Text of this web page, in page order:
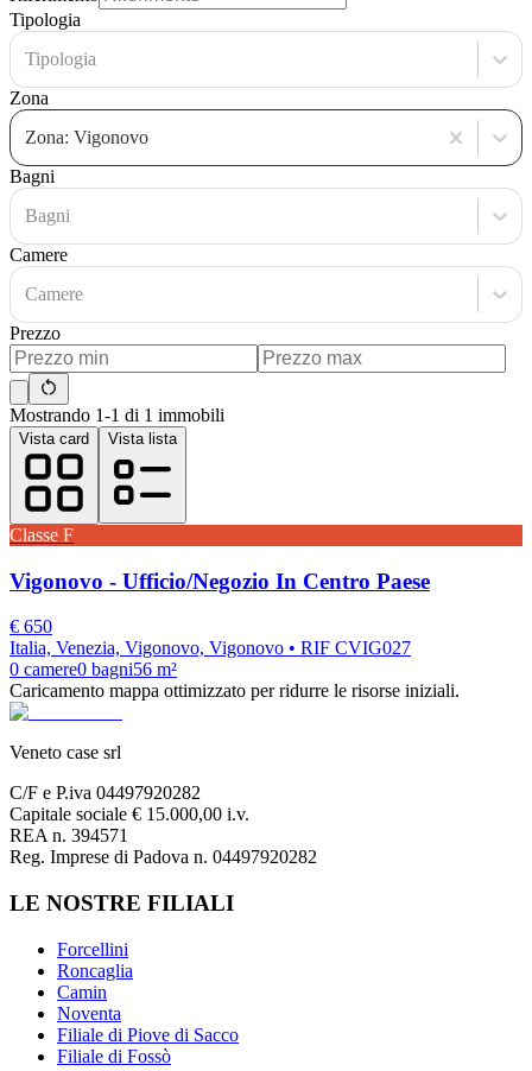
Tipologia
Tipologia
Zona
Zona: Vigonovo
Bagni
Bagni
Camere
Camere
Prezzo
Mostrando 1-1 di 1 immobili
Vista card Vista lista
Classe F
Vigonovo - Ufficio/Negozio In Centro Paese
€ 650
Italia, Venezia, Vigonovo, Vigonovo • RIF CVIG027
0 camere0 bagni56 m²
Caricamento mappa ottimizzato per ridurre le risorse iniziali.
Veneto case srl
C/F e P.iva 04497920282
Capitale sociale € 15.000,00 i.v.
REA n. 394571
Reg. Imprese di Padova n. 04497920282
LE NOSTRE FILIALI
Forcellini
Roncaglia
Camin
Noventa
Filiale di Piove di Sacco
Filiale di Fossò